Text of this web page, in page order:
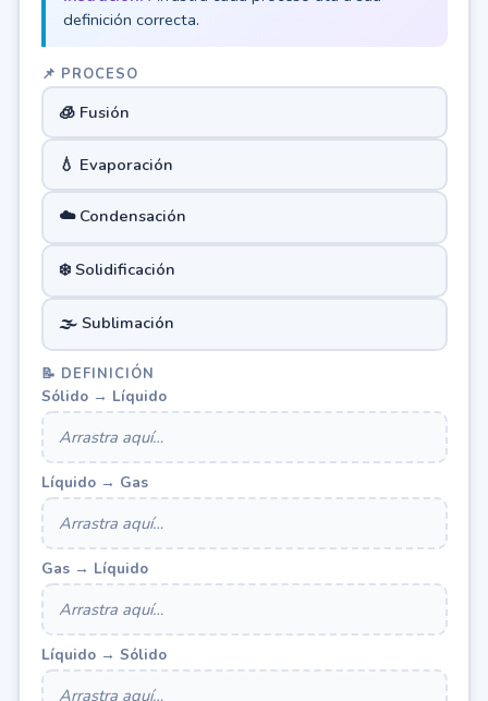
definición correcta.
📌 PROCESO
🧊 Fusión
💧 Evaporación
☁️ Condensación
❄️ Solidificación
🌫️ Sublimación
📝 DEFINICIÓN
Sólido → Líquido
Arrastra aquí…
Líquido → Gas
Arrastra aquí…
Gas → Líquido
Arrastra aquí…
Líquido → Sólido
Arrastra aquí…